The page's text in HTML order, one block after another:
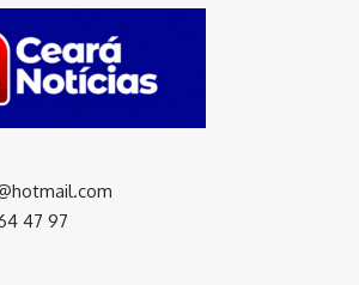
47 97